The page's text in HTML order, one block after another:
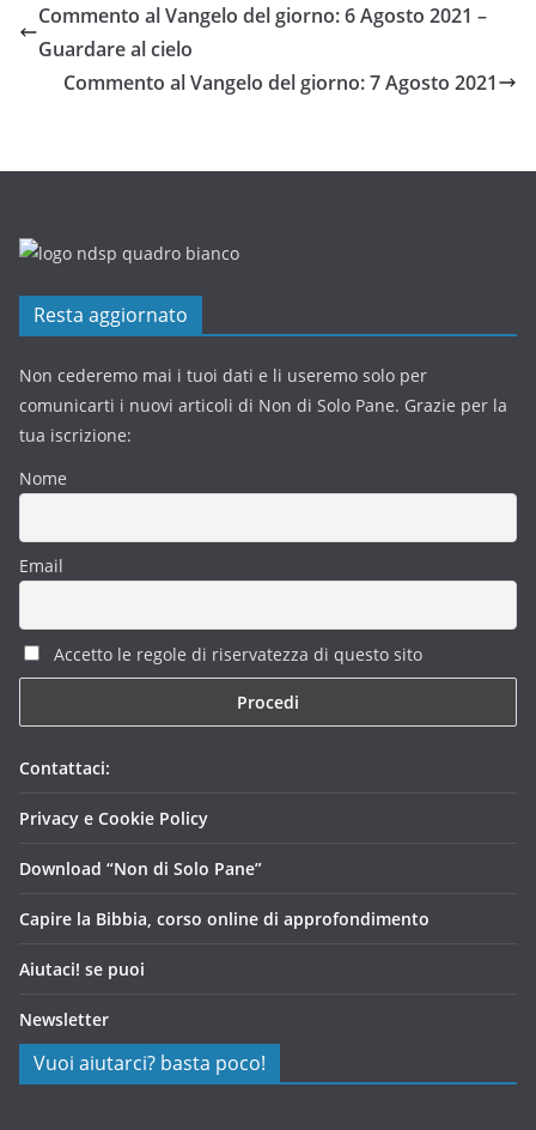
Commento al Vangelo del giorno: 6 Agosto 2021 –
Guardare al cielo
Commento al Vangelo del giorno: 7 Agosto 2021
Resta aggiornato
Non cederemo mai i tuoi dati e li useremo solo per
comunicarti i nuovi articoli di Non di Solo Pane. Grazie per la
tua iscrizione:
Nome
Email
Accetto le regole di riservatezza di questo sito
Contattaci:
Privacy e Cookie Policy
Download “Non di Solo Pane”
Capire la Bibbia, corso online di approfondimento
Aiutaci! se puoi
Newsletter
Vuoi aiutarci? basta poco!